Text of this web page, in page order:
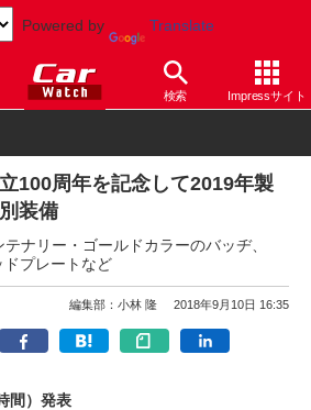
Powered by Translate
検索 Impressサイト
ントレー ベンテイガ
100周年を記念して2019年製
装備
ナリー・ゴールドカラーのバッヂ、
ドプレートなど
編集部：小林 隆 2018年9月10日 16:35
間）発表